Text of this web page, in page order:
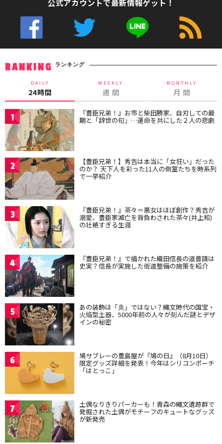
公式アカウントで最新情報ゲット！
RANKING ランキング
DAILY
24時間
WEEKLY
週 間
MONTHLY
月 間
1 『豊臣兄弟！』お市と柴田勝家、自刃しての最
期と「辞世の句」…運命を共にした２人の悲劇
2 【豊臣兄弟！】秀吉は本当に「女狂い」だった
のか？ 天下人を彩った11人の側室たちを時系列
で一挙紹介
3 『豊臣兄弟！』茶々＝悪女はほぼ創作？秀吉が
溺愛、豊臣家滅亡を背負わされた茶々(井上和)
の壮絶すぎる生涯
4 『豊臣兄弟！』で描かれた織田信長の道普請は
史実？信長が実施した街道整備の施策を紹介
5 あの装飾は「炎」ではない？縄文時代の国宝・
火焔型土器、5000年前の人々が刻んだ謎とデザ
インの秘密
6 鳩サブレーの豊島屋が『鳩の日』（8月10日）
限定グッズ詳細を発表！今年はシリコンポーチ
「はとっこ」
7 土偶なりきりパーカーも！青森の縄文遺跡群で
発掘された土偶がモチーフのキュートなグッズ
が新発売